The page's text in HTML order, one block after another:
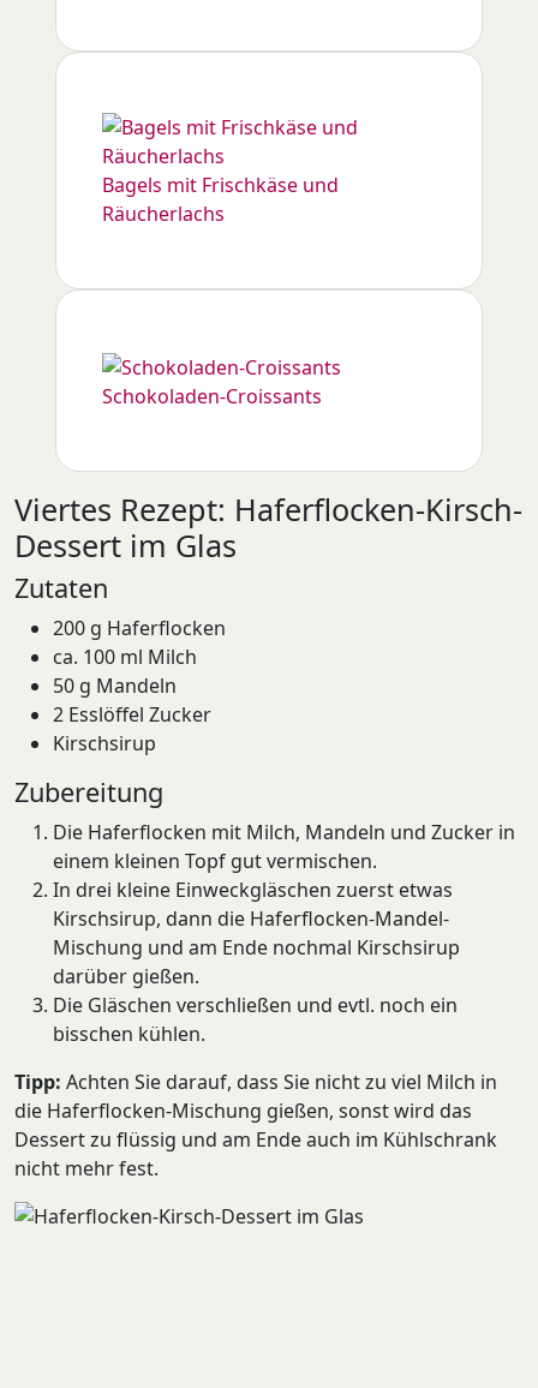
Bagels mit Frischkäse und
Räucherlachs
Schokoladen-Croissants
Viertes Rezept: Haferflocken-Kirsch-
Dessert im Glas
Zutaten
200 g Haferflocken
ca. 100 ml Milch
50 g Mandeln
2 Esslöffel Zucker
Kirschsirup
Zubereitung
Die Haferflocken mit Milch, Mandeln und Zucker in
einem kleinen Topf gut vermischen.
In drei kleine Einweckgläschen zuerst etwas
Kirschsirup, dann die Haferflocken-Mandel-
Mischung und am Ende nochmal Kirschsirup
darüber gießen.
Die Gläschen verschließen und evtl. noch ein
bisschen kühlen.
Tipp: Achten Sie darauf, dass Sie nicht zu viel Milch in
die Haferflocken-Mischung gießen, sonst wird das
Dessert zu flüssig und am Ende auch im Kühlschrank
nicht mehr fest.